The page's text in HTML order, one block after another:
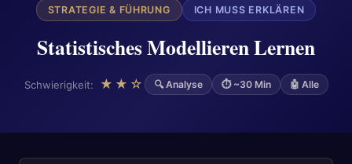
STRATEGIE & FÜHRUNG ICH MUSS ERKLÄREN
Statistisches Modellieren Lernen
Schwierigkeit: ★★☆ 🔍 Analyse ⏱ ~30 Min 🤖 Alle